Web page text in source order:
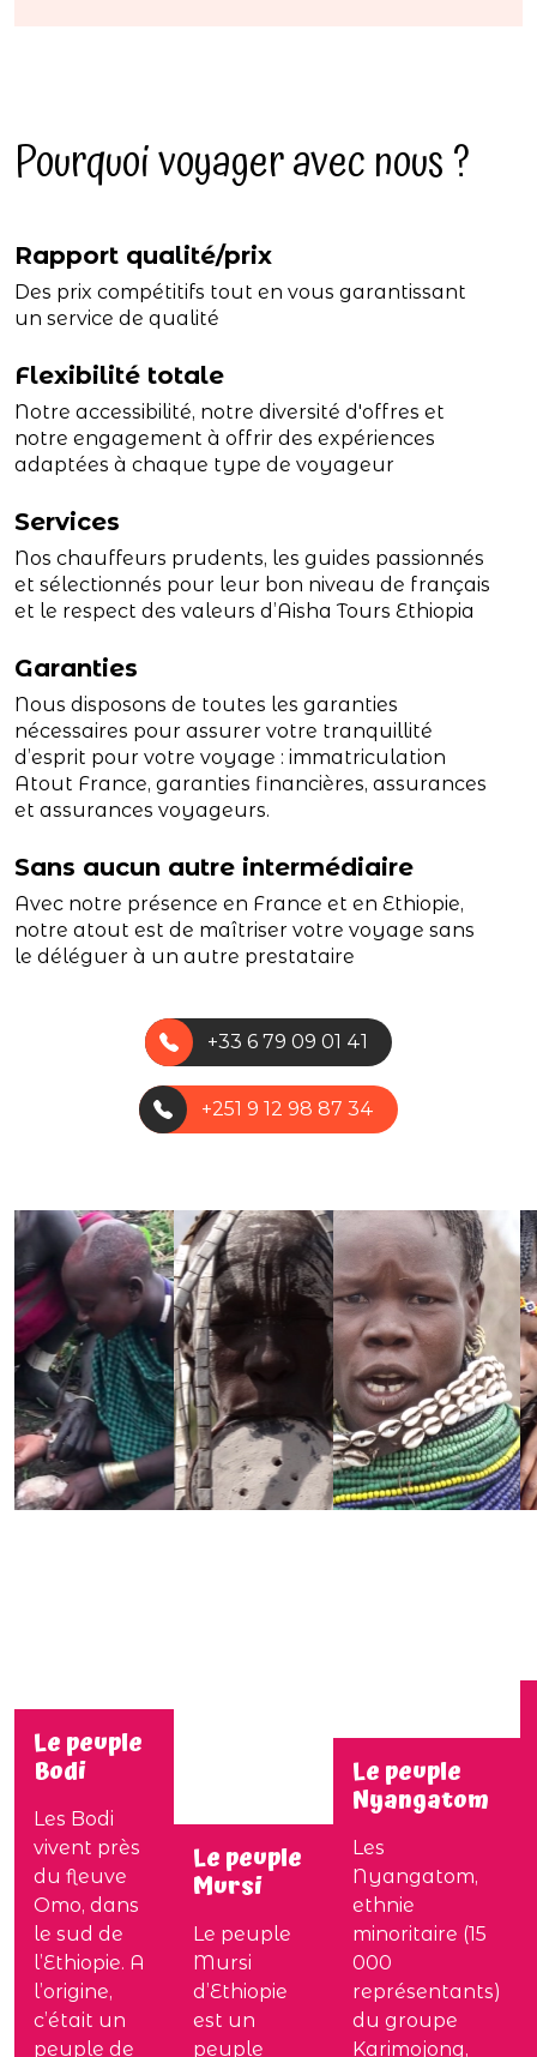
Pourquoi voyager avec nous ?
Rapport qualité/prix
Des prix compétitifs tout en vous garantissant
un service de qualité
Flexibilité totale
Notre accessibilité, notre diversité d'offres et
notre engagement à offrir des expériences
adaptées à chaque type de voyageur
Services
Nos chauffeurs prudents, les guides passionnés
et sélectionnés pour leur bon niveau de français
et le respect des valeurs d’Aisha Tours Ethiopia
Garanties
Nous disposons de toutes les garanties
nécessaires pour assurer votre tranquillité
d’esprit pour votre voyage : immatriculation
Atout France, garanties financières, assurances
et assurances voyageurs.
Sans aucun autre intermédiaire
Avec notre présence en France et en Ethiopie,
notre atout est de maîtriser votre voyage sans
le déléguer à un autre prestataire
+33 6 79 09 01 41
+251 9 12 98 87 34
Le peuple
Bodi
Les Bodi
vivent près
du fleuve
Omo, dans
le sud de
l’Ethiopie. A
l’origine,
c’était un
peuple de
Le peuple
Mursi
Le peuple
Mursi
d’Ethiopie
est un
peuple
Le peuple
Nyangatom
Les
Nyangatom,
ethnie
minoritaire (15
000
représentants)
du groupe
Karimojong,